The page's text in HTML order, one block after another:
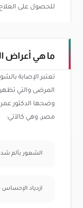
للحصول على
ما هي أعراض
تعتبر الإصابة
المرضى والتي
وضحها الدكتور
مصر، وهي كالآتي:
الشعور بألم
ازدياد الإحساس